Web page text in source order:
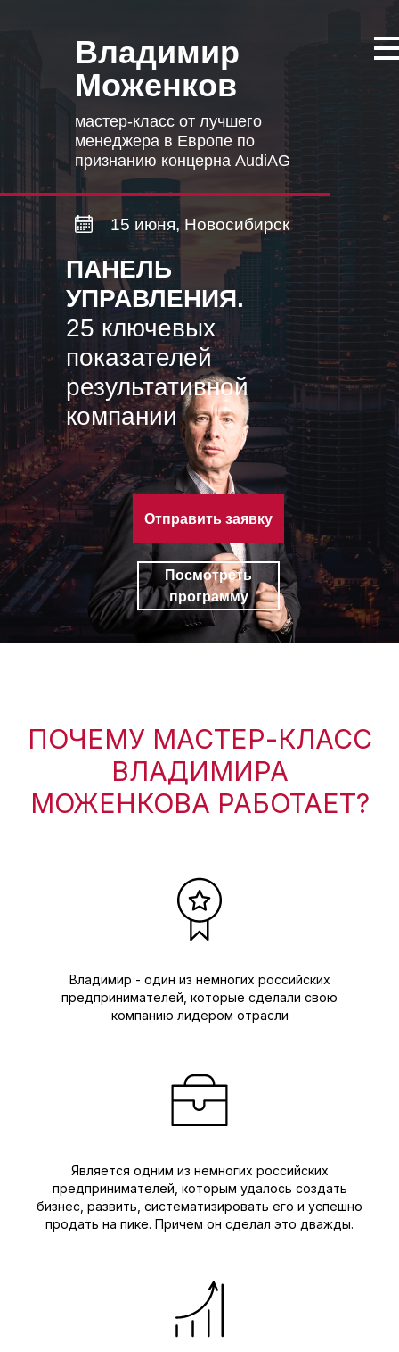
Владимир
Моженков
мастер-класс от лучшего
менеджера в Европе по
признанию концерна AudiAG
15 июня, Новосибирск
ПАНЕЛЬ
УПРАВЛЕНИЯ.
25 ключевых
показателей
результативной
компании
Отправить заявку
Посмотреть
программу
ПОЧЕМУ МАСТЕР-КЛАСС
ВЛАДИМИРА
МОЖЕНКОВА РАБОТАЕТ?
Владимир - один из немногих российских
предпринимателей, которые сделали свою
компанию лидером отрасли
Является одним из немногих российских
предпринимателей, которым удалось создать
бизнес, развить, систематизировать его и успешно
продать на пике. Причем он сделал это дважды.